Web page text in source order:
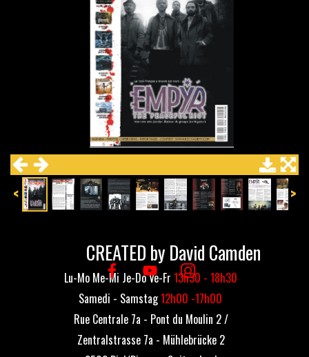
< >
Rue Centrale 7a - Pont du Moulin 2 /
Zentralstrasse 7a - Mühlebrücke 2
Lu-Mo Me-Mi Je-Do Ve-Fr 13h30 - 18h30
Samedi - Samstag12h00 -17h00
CREATED by David Camden